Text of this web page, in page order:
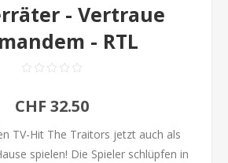
- Vertraue
- RTL
CHF 32.50
TV-Hit The Traitors jetzt auch als
spielen! Die Spieler schlüpfen in